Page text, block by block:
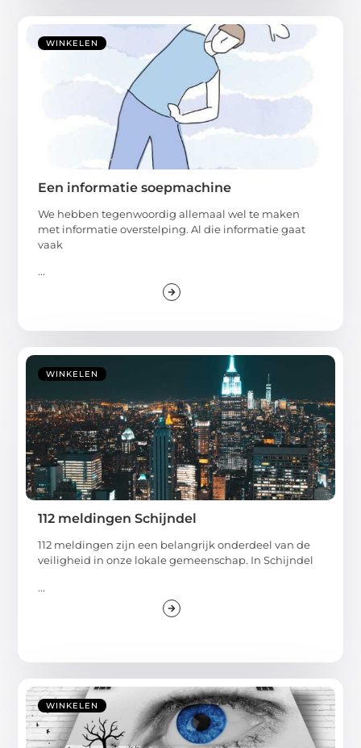
WINKELEN
Een informatie soepmachine
We hebben tegenwoordig allemaal wel te maken
met informatie overstelping. Al die informatie gaat
vaak
...
WINKELEN
112 meldingen Schijndel
112 meldingen zijn een belangrijk onderdeel van de
veiligheid in onze lokale gemeenschap. In Schijndel
...
WINKELEN